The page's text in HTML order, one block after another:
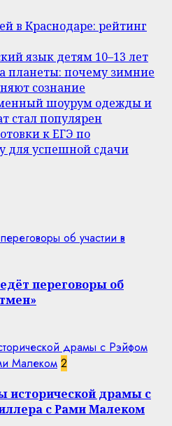
в Краснодаре: рейтинг
язык детям 10–13 лет
планеты: почему зимние
сознание
шоурум одежды и
стал популярен
к ЕГЭ по
для успешной сдачи
об участии в
переговоры об
драмы с Рэйфом
Малеком 2
исторической драмы с
с Рами Малеком